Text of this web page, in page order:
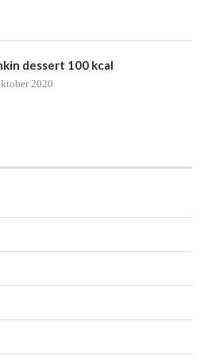
dessert 100 kcal
2020